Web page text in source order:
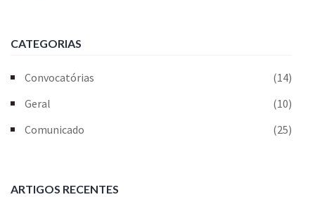
CATEGORIAS
Convocatórias
(14)
Geral
(10)
Comunicado
(25)
ARTIGOS RECENTES